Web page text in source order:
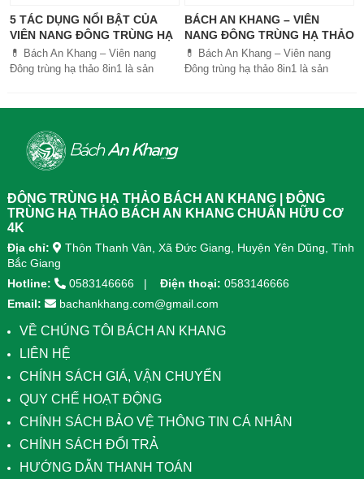
5 TÁC DỤNG NỔI BẬT CỦA
VIÊN NANG ĐÔNG TRÙNG HẠ
THẢO BÁCH AN KHANG
💊 Bách An Khang – Viên nang
Đông trùng hạ thảo 8in1 là sản
tiêu hóa, ngủ ngon, giảm mệt mỏi.
Sản phẩm được sản xuất tại nhà
máy đạt chuẩn GMP, sử dụng công
giúp hấp thu nhanh và hiệu quả
hơn.
BÁCH AN KHANG – VIÊN
NANG ĐÔNG TRÙNG HẠ THẢO
8IN1: GIẢI PHÁP SỨC KHỎE
TOÀN DIỆN
💊 Bách An Khang – Viên nang
Đông trùng hạ thảo 8in1 là sản
ĐÔNG TRÙNG HẠ THẢO BÁCH AN KHANG | ĐÔNG
TRÙNG HẠ THẢO BÁCH AN KHANG CHUẨN HỮU CƠ
4K
Địa chỉ:
Thôn Thanh Vân, Xã Đức Giang, Huyện Yên Dũng, Tỉnh
Bắc Giang
Hotline:
0583146666 Điện thoại: 0583146666
Email:
bachankhang.com@gmail.com
VỀ CHÚNG TÔI BÁCH AN KHANG
LIÊN HỆ
CHÍNH SÁCH GIÁ, VẬN CHUYỂN
QUY CHẾ HOẠT ĐỘNG
CHÍNH SÁCH BẢO VỆ THÔNG TIN CÁ NHÂN
CHÍNH SÁCH ĐỔI TRẢ
HƯỚNG DẪN THANH TOÁN